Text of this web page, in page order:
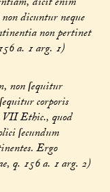
dicuntur neque
non pertinet
a. 1 arg. 1)
non ſequitur
corporis
VII Ethic., quod
ſecundum
Ergo
q. 156 a. 1 arg. 2)